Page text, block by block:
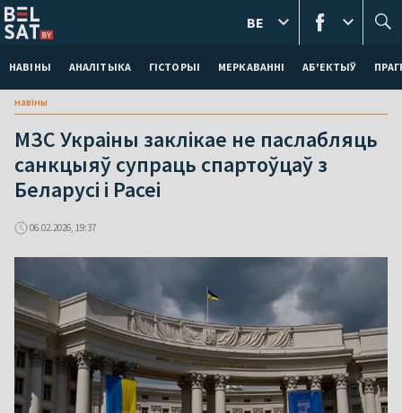
НАВІНЫ АНАЛІТЫКА ГІСТОРЫІ МЕРКАВАННI АБ'ЕКТЫЎ
BE
навіны
МЗС Украіны заклікае не паслабляць
санкцыяў супраць спартоўцаў з
Беларусі і Расеі
06.02.2026, 19:37